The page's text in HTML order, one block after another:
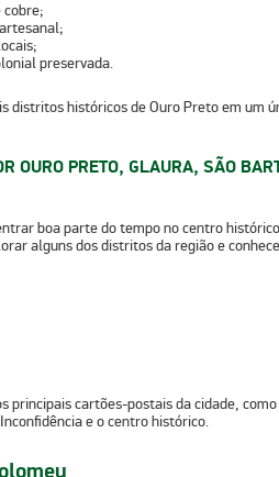
cobre;
preservada.
distritos históricos de Ouro Preto em um
OURO PRETO, GLAURA, SÃO
boa parte do tempo no centro
alguns dos distritos da região e
principais cartões-postais da cidade,
e o centro histórico.